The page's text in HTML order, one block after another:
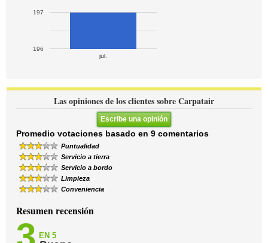
jul.
196
197
Las opiniones de los clientes sobre Carpatair
Escribe una opinión
Promedio votaciones basado en 9 comentarios
Puntualidad
Servicio a tierra
Servicio a bordo
Limpieza
Conveniencia
Resumen recensión
EN 5